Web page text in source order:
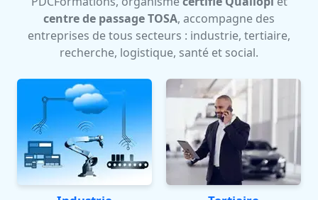
centre de passage TOSA, accompagne des
entreprises de tous secteurs : industrie, tertiaire,
recherche, logistique, santé et social.